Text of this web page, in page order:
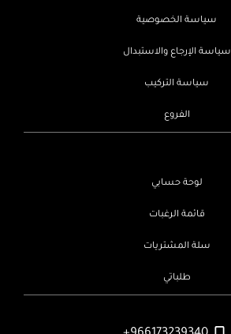
سياسة الخصوصية
سياسة الإرجاع والاستبدال
سياسة التركيب
الفروع
لوحة حسابي
قائمة الرغبات
سلة المشتريات
طلباتي